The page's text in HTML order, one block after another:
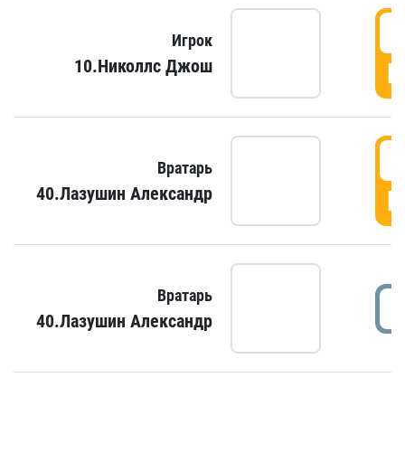
Игрок
10.Николлс Джош
Вратарь
40.Лазушин Александр
Вратарь
40.Лазушин Александр